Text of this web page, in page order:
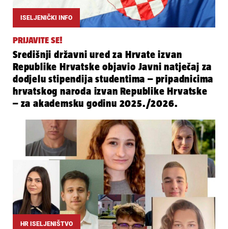
ISELJENIČKI INFO
PRIJAVITE SE!
Središnji državni ured za Hrvate izvan
Republike Hrvatske objavio Javni natječaj za
dodjelu stipendija studentima – pripadnicima
hrvatskog naroda izvan Republike Hrvatske
– za akademsku godinu 2025./2026.
HR ISELJENIŠTVO